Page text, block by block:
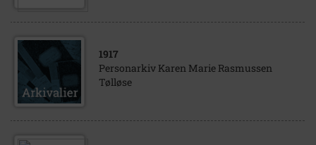
1917
Personarkiv Karen Marie Rasmussen
Tølløse